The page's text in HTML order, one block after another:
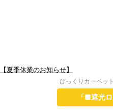
【夏季休業のお知らせ】
びっくりカーペット
「■遮光